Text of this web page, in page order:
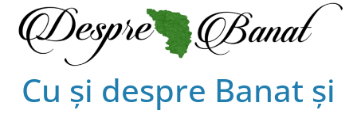
Chilipiruri pentru micii viticultorii
bănăţeni !
Cu şi despre Banat şi